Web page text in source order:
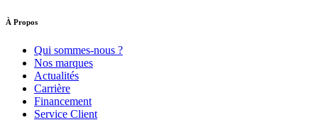
À Propos
Qui sommes-nous ?
Nos marques
Actualités
Carrière
Financement
Service Client